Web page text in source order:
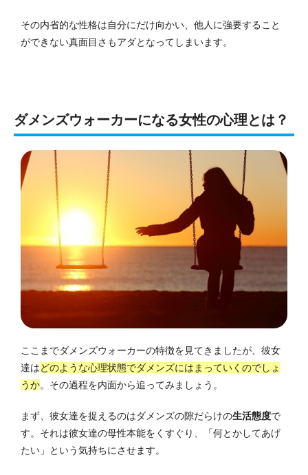
その内省的な性格は自分にだけ向かい、他人に強要すること
ができない真面目さもアダとなってしまいます。
ダメンズウォーカーになる女性の心理とは？
ここまでダメンズウォーカーの特徴を見てきましたが、彼女
達はどのような心理状態でダメンズにはまっていくのでしょ
うか。その過程を内面から追ってみましょう。
まず、彼女達を捉えるのはダメンズの隙だらけの生活態度で
す。それは彼女達の母性本能をくすぐり、「何とかしてあげ
たい」という気持ちにさせます。